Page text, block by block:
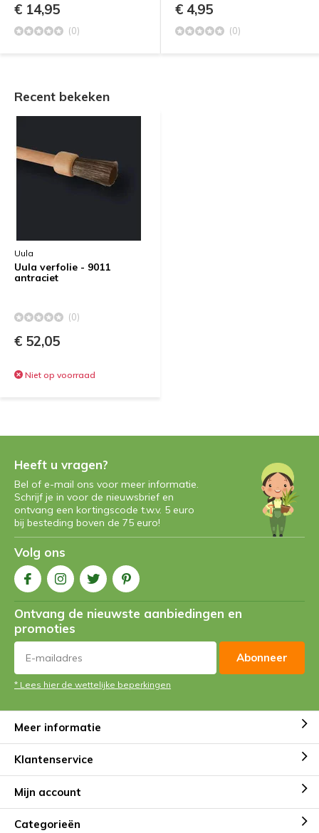
€ 14,95
(0)
€ 4,95
(0)
Recent bekeken
Uula
Uula verfolie - 9011
antraciet
(0)
€ 52,05
Niet op voorraad
Heeft u vragen?
Bel of e-mail ons voor meer informatie.
Schrijf je in voor de nieuwsbrief en
ontvang een kortingscode t.w.v. 5 euro
bij besteding boven de 75 euro!
Volg ons
Ontvang de nieuwste aanbiedingen en
promoties
Abonneer
* Lees hier de wettelijke beperkingen
Meer informatie
Klantenservice
Mijn account
Categorieën